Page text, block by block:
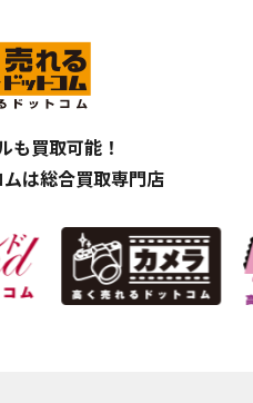
も買取可能！
は総合買取専門店